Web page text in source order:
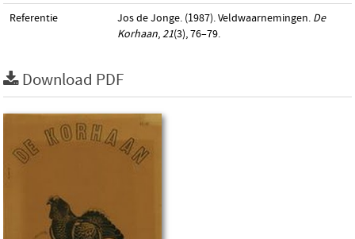
Referentie Jos de Jonge. (1987). Veldwaarnemingen. De
Korhaan,21(3), 76–79.
Download PDF